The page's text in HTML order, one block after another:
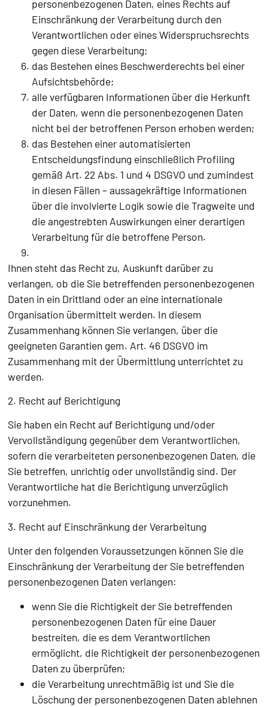
personenbezogenen Daten, eines Rechts auf
Einschränkung der Verarbeitung durch den
Verantwortlichen oder eines Widerspruchsrechts
gegen diese Verarbeitung;
das Bestehen eines Beschwerderechts bei einer
Aufsichtsbehörde;
alle verfügbaren Informationen über die Herkunft
der Daten, wenn die personenbezogenen Daten
nicht bei der betroffenen Person erhoben werden;
das Bestehen einer automatisierten
Entscheidungsfindung einschließlich Profiling
gemäß Art. 22 Abs. 1 und 4 DSGVO und zumindest
in diesen Fällen – aussagekräftige Informationen
über die involvierte Logik sowie die Tragweite und
die angestrebten Auswirkungen einer derartigen
Verarbeitung für die betroffene Person.
Ihnen steht das Recht zu, Auskunft darüber zu
verlangen, ob die Sie betreffenden personenbezogenen
Daten in ein Drittland oder an eine internationale
Organisation übermittelt werden. In diesem
Zusammenhang können Sie verlangen, über die
geeigneten Garantien gem. Art. 46 DSGVO im
Zusammenhang mit der Übermittlung unterrichtet zu
werden.
2. Recht auf Berichtigung
Sie haben ein Recht auf Berichtigung und/oder
Vervollständigung gegenüber dem Verantwortlichen,
sofern die verarbeiteten personenbezogenen Daten, die
Sie betreffen, unrichtig oder unvollständig sind. Der
Verantwortliche hat die Berichtigung unverzüglich
vorzunehmen.
3. Recht auf Einschränkung der Verarbeitung
Unter den folgenden Voraussetzungen können Sie die
Einschränkung der Verarbeitung der Sie betreffenden
personenbezogenen Daten verlangen:
wenn Sie die Richtigkeit der Sie betreffenden
personenbezogenen Daten für eine Dauer
bestreiten, die es dem Verantwortlichen
ermöglicht, die Richtigkeit der personenbezogenen
Daten zu überprüfen;
die Verarbeitung unrechtmäßig ist und Sie die
Löschung der personenbezogenen Daten ablehnen